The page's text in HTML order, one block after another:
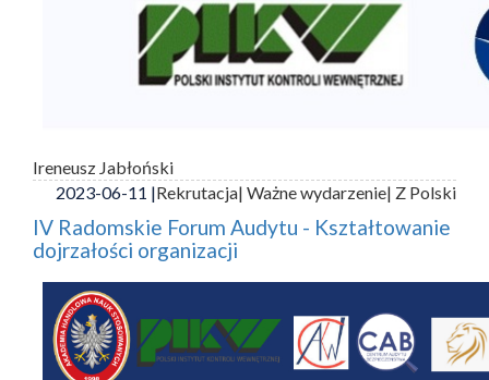
Ireneusz Jabłoński
2023-06-11 |Rekrutacja| Ważne wydarzenie| Z Polski
IV Radomskie Forum Audytu - Kształtowanie
dojrzałości organizacji